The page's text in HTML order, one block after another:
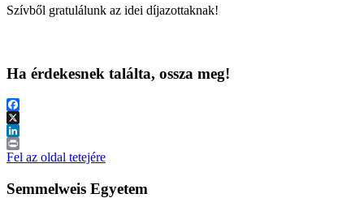
Szívből gratulálunk az idei díjazottaknak!
Ha érdekesnek találta, ossza meg!
Facebook
X
LinkedIn
Print
Fel az oldal tetejére
Semmelweis Egyetem